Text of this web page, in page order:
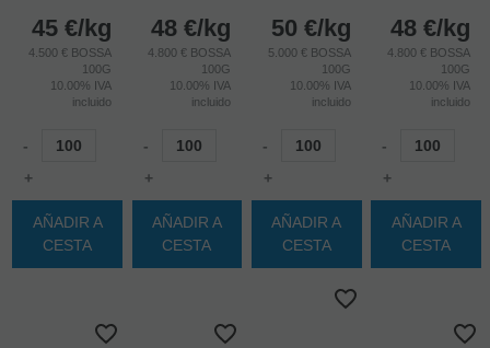
45 €/kg
4.500 € BOSSA
100G
10.00% IVA
incluido
-
+
AÑADIR A
CESTA
48 €/kg
4.800 € BOSSA
100G
10.00% IVA
incluido
-
+
AÑADIR A
CESTA
50 €/kg
5.000 € BOSSA
100G
10.00% IVA
incluido
-
+
AÑADIR A
CESTA
48 €/kg
4.800 € BOSSA
100G
10.00% IVA
incluido
-
+
AÑADIR A
CESTA